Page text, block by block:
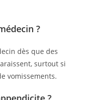
?
dès que des
surtout si
vomissements.